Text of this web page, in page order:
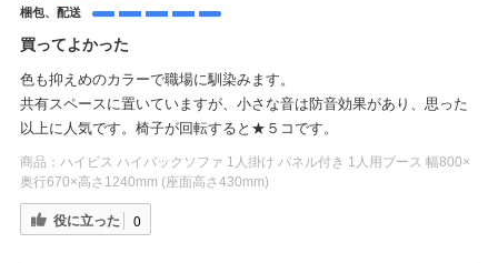
梱包、配送
買ってよかった
色も抑えめのカラーで職場に馴染みます。
共有スペースに置いていますが、小さな音は防音効果があり、思った
以上に人気です。椅子が回転すると★５コです。
商品： ハイビス ハイバックソファ 1人掛け パネル付き 1人用ブース 幅800×
奥行670×高さ1240mm (座面高さ430mm)
役に立った 0